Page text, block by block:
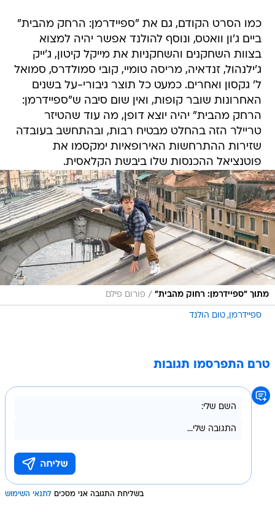
כמו הסרט הקודם, גם את "ספיידרמן: הרחק מהבית"
ביים ג'ון וואטס, ונוסף להולנד אפשר יהיה למצוא
בצוות השחקנים והשחקניות את מייקל קיטון, ג'ייק
ג'ילנהול, זנדאיה, מריסה טומיי, קובי סמולדרס, סמואל
ל' גקסון ואחרים. כמעט כל תוצר גיבורי-על בשנים
האחרונות שובר קופות, ואין שום סיבה ש"ספיידרמן:
הרחק מהבית" יהיה יוצא דופן, מה עוד שהטיזר
טריילר הזה בהחלט מבטיח רבות, ובהתחשב בעובדה
שזירות ההתרחשות האירופאיות ימקסמו את
פוטנציאל ההכנסות שלו ביבשת הקלאסית.
מתוך "ספיידרמן: רחוק מהבית" / פורום פילם
ספיידרמן טום הולנד
טרם התפרסמו תגובות
בשליחת התגובה אני מסכים לתנאי השימוש